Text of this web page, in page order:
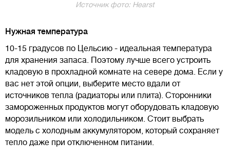
Источник фото: Hearst
Нужная температура
10-15 градусов по Цельсию - идеальная температура
для хранения запаса. Поэтому лучше всего устроить
кладовую в прохладной комнате на севере дома. Если у
вас нет этой опции, выберите место вдали от
источников тепла (радиаторы или плита). Сторонники
замороженных продуктов могут оборудовать кладовую
морозильником или холодильником. Стоит выбрать
модель с холодным аккумулятором, который сохраняет
тепло даже при отключенном питании.